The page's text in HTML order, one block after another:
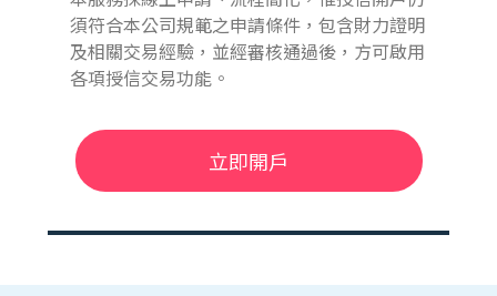
須符合本公司規範之申請條件，包含財力證明
及相關交易經驗，並經審核通過後，方可啟用
各項授信交易功能。
立即開戶